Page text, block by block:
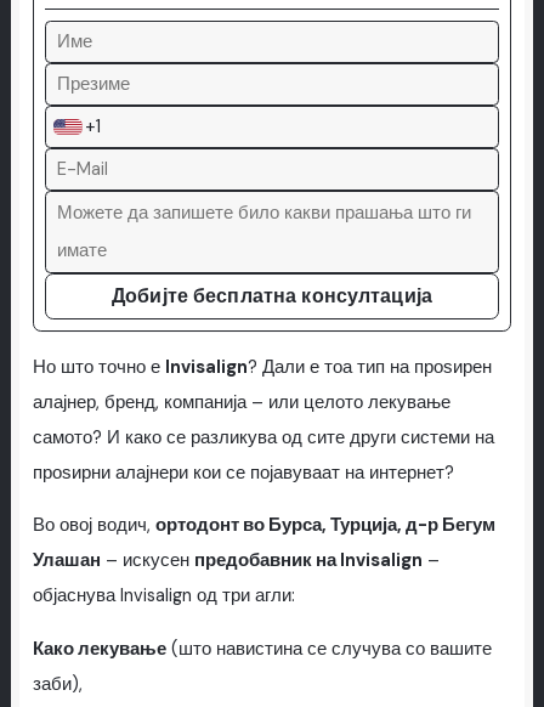
+1
Добијте бесплатна консултација
Но што точно е Invisalign? Дали е тоа тип на проѕирен
алајнер, бренд, компанија – или целото лекување
самото? И како се разликува од сите други системи на
проѕирни алајнери кои се појавуваат на интернет?
Во овој водич, ортодонт во Бурса, Турција, д-р Бегум
Улашан – искусен предобавник на Invisalign –
објаснува Invisalign од три агли:
Како лекување(што навистина се случува со вашите
заби),